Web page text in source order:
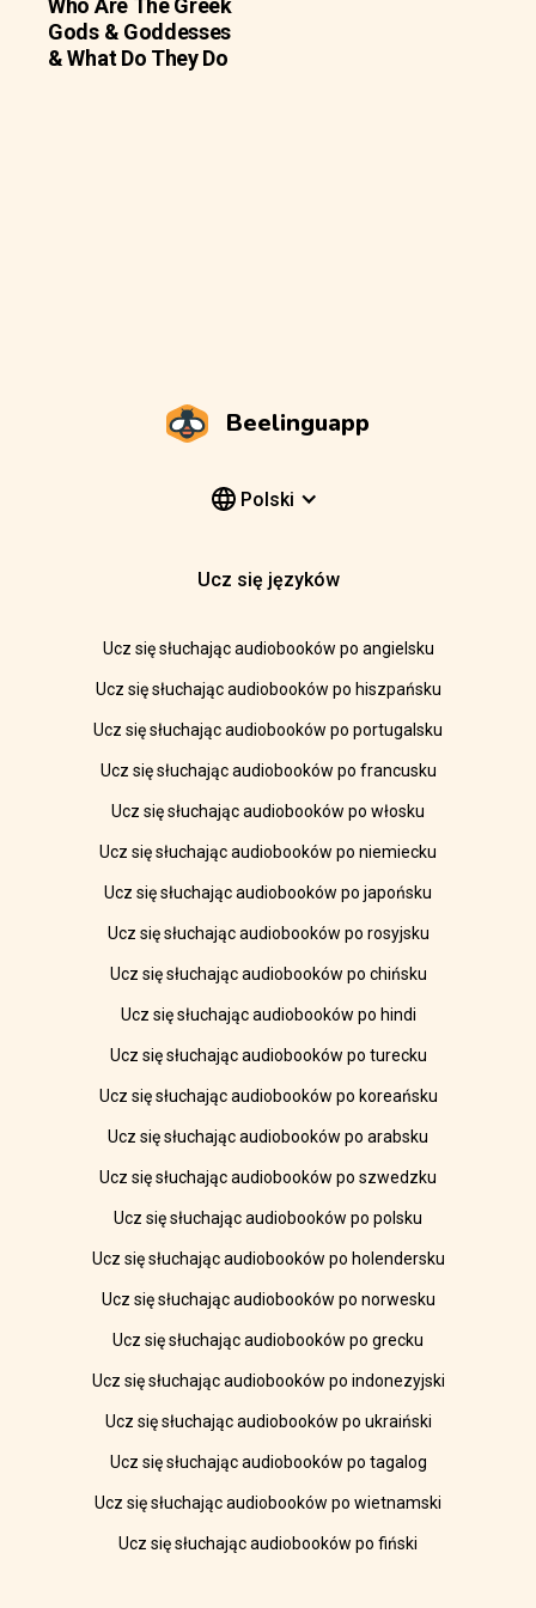
Who Are The Greek
Gods & Goddesses
& What Do They Do
Beelinguapp
Polski
Ucz się języków
Ucz się słuchając audiobooków po angielsku
Ucz się słuchając audiobooków po hiszpańsku
Ucz się słuchając audiobooków po portugalsku
Ucz się słuchając audiobooków po francusku
Ucz się słuchając audiobooków po włosku
Ucz się słuchając audiobooków po niemiecku
Ucz się słuchając audiobooków po japońsku
Ucz się słuchając audiobooków po rosyjsku
Ucz się słuchając audiobooków po chińsku
Ucz się słuchając audiobooków po hindi
Ucz się słuchając audiobooków po turecku
Ucz się słuchając audiobooków po koreańsku
Ucz się słuchając audiobooków po arabsku
Ucz się słuchając audiobooków po szwedzku
Ucz się słuchając audiobooków po polsku
Ucz się słuchając audiobooków po holendersku
Ucz się słuchając audiobooków po norwesku
Ucz się słuchając audiobooków po grecku
Ucz się słuchając audiobooków po indonezyjski
Ucz się słuchając audiobooków po ukraiński
Ucz się słuchając audiobooków po tagalog
Ucz się słuchając audiobooków po wietnamski
Ucz się słuchając audiobooków po fiński